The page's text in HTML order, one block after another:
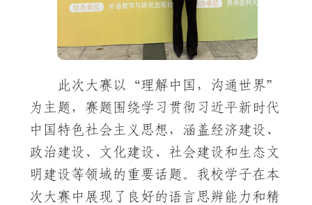
此次大赛以“理解中国，沟通世界”
为主题，赛题围绕学习贯彻习近平新时代
中国特色社会主义思想，涵盖经济建设、
政治建设、文化建设、社会建设和生态文
明建设等领域的重要话题。我校学子在本
次大赛中展现了良好的语言思辨能力和精